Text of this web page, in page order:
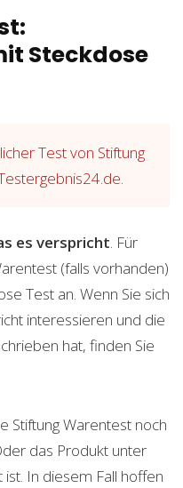
Steckdose
Test von Stiftung
es verspricht. Für
(falls vorhanden)
Test an. Wenn Sie sich
interessieren und die
hat, finden Sie
Stiftung Warentest noch
das Produkt unter
In diesem Fall hoffen